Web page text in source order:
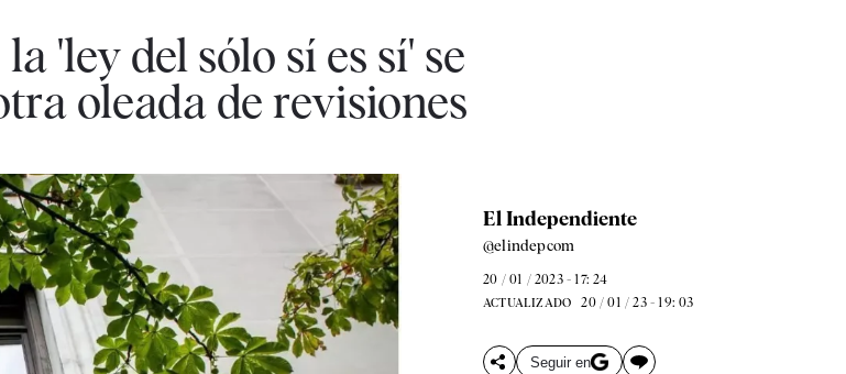
'ley del sólo sí es sí' se
oleada de revisiones
El Independiente
@elindepcom
20 / 01 / 2023 - 17: 24
ACTUALIZADO 20 / 01 / 23 - 19: 03
Seguir en